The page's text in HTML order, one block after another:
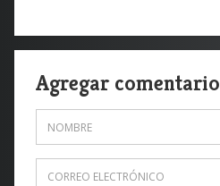
Agregar comentario